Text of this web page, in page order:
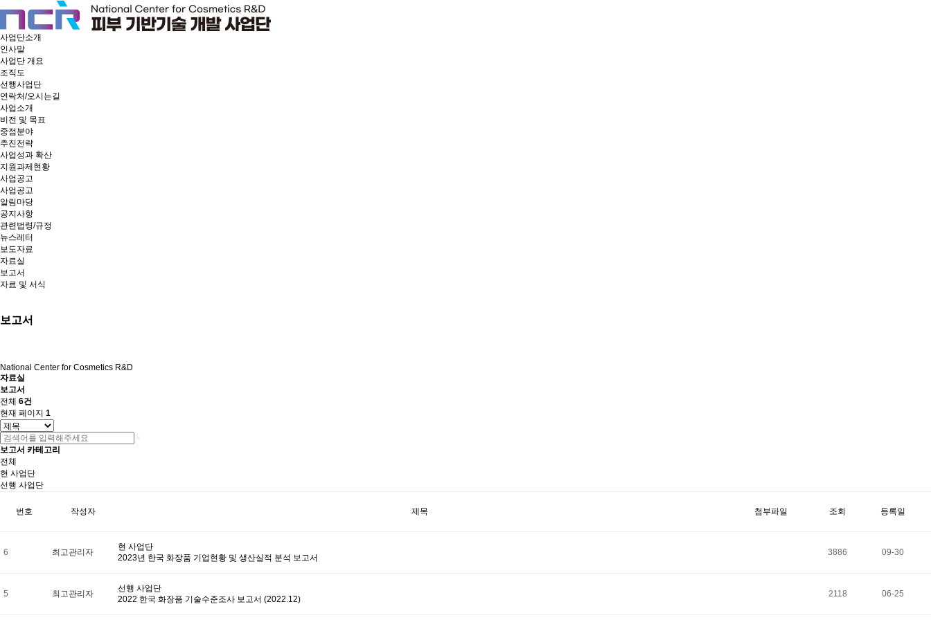
사업단소개
인사말
사업단 개요
조직도
선행사업단
연락처/오시는길
사업소개
비전 및 목표
중점분야
추진전략
사업성과 확산
지원과제현황
사업공고
사업공고
알림마당
공지사항
관련법령/규정
뉴스레터
보도자료
자료실
보고서
자료 및 서식
보고서
National Center for Cosmetics R&D
자료실
보고서
전체 6건
현재 페이지 1
보고서 카테고리
전체
현 사업단
선행 사업단
번호 작성자 제목 첨부파일 조회 등록일
6 최고관리자
현 사업단
2023년 한국 화장품 기업현황 및 생산실적 분석 보고서
3886 09-30
5 최고관리자
선행 사업단
2022 한국 화장품 기술수준조사 보고서 (2022.12)
2118 06-25